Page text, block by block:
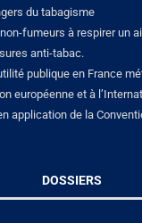
du tabagisme
fumeurs à respirer un
anti-tabac.
publique en France
européenne et à
application de la
DOSSIERS